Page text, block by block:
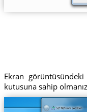
Ekran
kutusuna sahip